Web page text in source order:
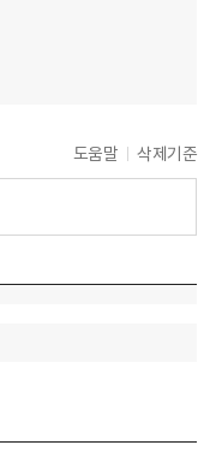
도움말 삭제기준